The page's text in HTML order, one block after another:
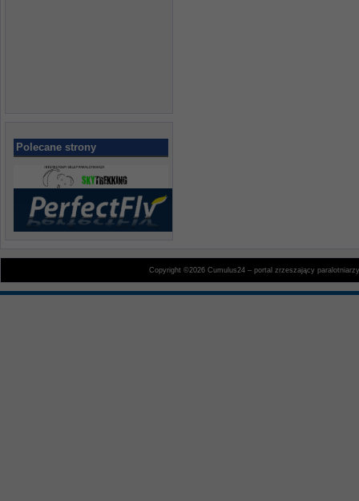
Polecane strony
Copyright ©2026 Cumulus24 – portal zrzeszający